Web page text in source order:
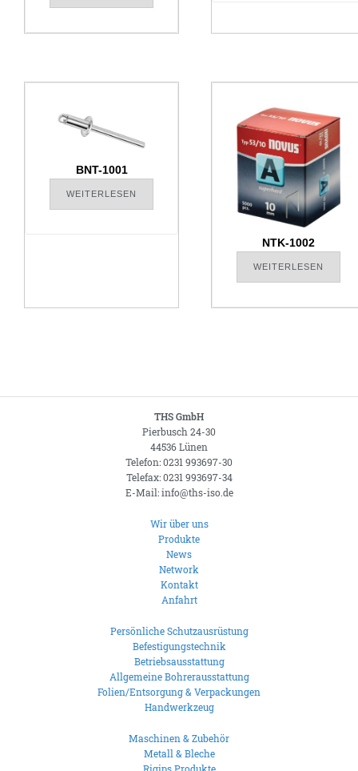
BNT-1001
WEITERLESEN
NTK-1002
WEITERLESEN
THS GmbH
Pierbusch 24-30
44536 Lünen
Telefon: 0231 993697-30
Telefax: 0231 993697-34
E-Mail: info@ths-iso.de
Wir über uns
Produkte
News
Network
Kontakt
Anfahrt
Persönliche Schutzausrüstung
Befestigungstechnik
Betriebsausstattung
Allgemeine Bohrerausstattung
Folien/Entsorgung & Verpackungen
Handwerkzeug
Maschinen & Zubehör
Metall & Bleche